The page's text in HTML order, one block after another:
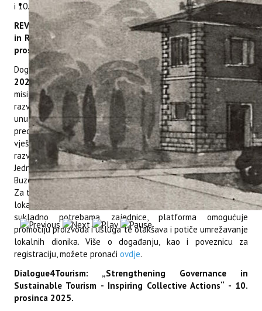
i 10. prosinca 2025. godine.
REVIVE: „Strengthening Digital Skills and Digitalization
in Rural Areas: Learning from the REVIVE experiences“ - 9.
prosinca 2025.
Događanje u sklopu projektaREVIVEodržat će se9. prosinca
2025. godine od 10:00 do 11:30. Projekt REVIVE dio je
misije Inovativna održiva ekonomija, a njegov je glavni cilj
razvijanje poslovnih modela koji doprinose revitalizaciji
unutrašnjosti Mediterana. Tijekom događanja bit će ukratko
predstavljen pregled EU inicijativa za poticanje digitalnih
vještina u ruralnim područjima, kao i inovativna rješenja
razvijena na pilot područjima u sedam mediteranskih zemalja.
Jedno od pilot područja nalazi se u Istri, a obuhvaća Grad
Buzet te općine Cerovlje, Lanišće, Lupoglav i Oprtalj-Portole.
Za to je područje Institut za poljoprivredu i turizam zajedno s
lokalnim dionicima razvio REVIVE web platformu. Kreirana
sukladno potrebama zajednice, platforma omogućuje
promociju proizvoda i usluga te olakšava i potiče umrežavanje
lokalnih dionika. Više o događanju, kao i poveznicu za
registraciju, možete pronaći ovdje.
Dialogue4Tourism: „Strengthening Governance in
Sustainable Tourism - Inspiring Collective Actions“ - 10.
prosinca 2025.